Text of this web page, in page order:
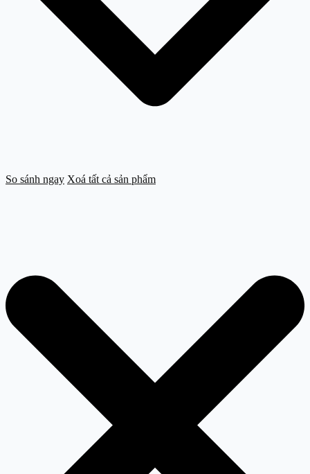
So sánh ngay Xoá tất cả sản phẩm